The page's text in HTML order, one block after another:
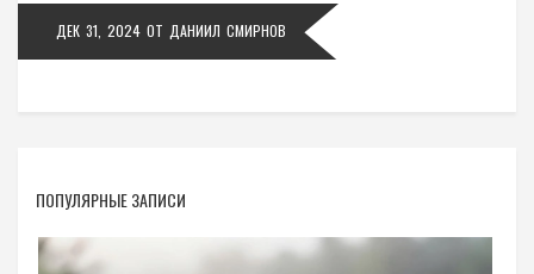
ДЕК 31, 2024 ОТ ДАНИИЛ СМИРНОВ
ПОПУЛЯРНЫЕ ЗАПИСИ